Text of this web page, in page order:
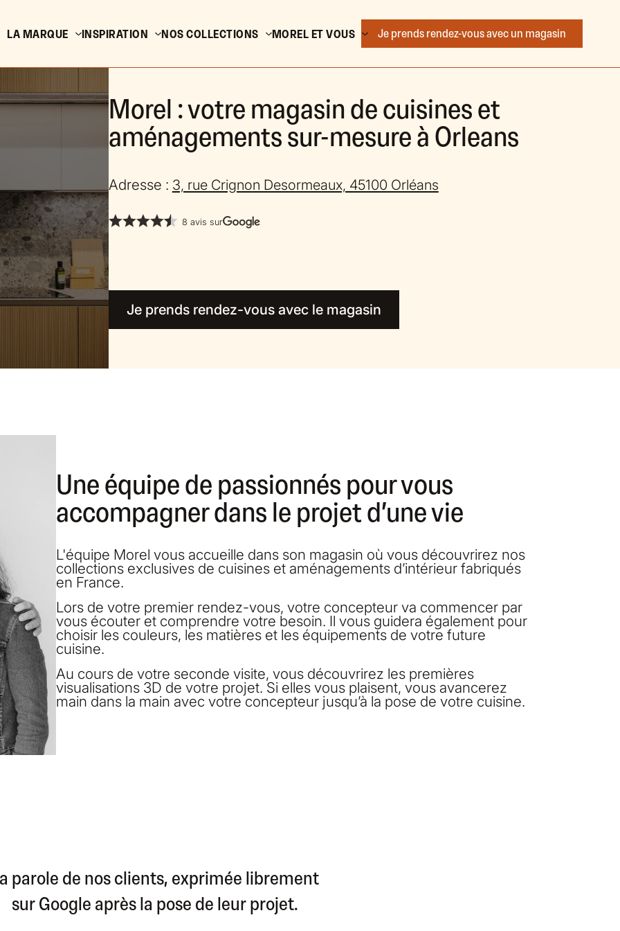
LA MARQUE INSPIRATION NOS COLLECTIONS MOREL ET VOUS Je prends rendez-vousavec un magasin
Morel : votre magasin de cuisines et
aménagements sur-mesure à Orleans
Adresse : 3, rue Crignon Desormeaux, 45100 Orléans
8 avis sur
Je prends rendez-vous avec le magasin
Une équipe de passionnés pour vous
accompagner dans le projet d’une vie
L'équipe Morel vous accueille dans son magasin où vous découvrirez nos
collections exclusives de cuisines et aménagements d’intérieur fabriqués
en France.
Lors de votre premier rendez-vous, votre concepteur va commencer par
vous écouter et comprendre votre besoin. Il vous guidera également pour
choisir les couleurs, les matières et les équipements de votre future
cuisine.
Au cours de votre seconde visite, vous découvrirez les premières
visualisations 3D de votre projet. Si elles vous plaisent, vous avancerez
main dans la main avec votre concepteur jusqu’à la pose de votre cuisine.
parole de nos clients, exprimée librement
sur Google après la pose de leur projet.